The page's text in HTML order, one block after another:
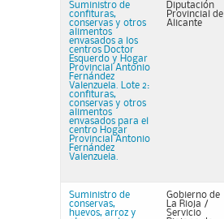
Suministro de
confituras,
conservas y otros
alimentos
envasados a los
centros Doctor
Esquerdo y Hogar
Provincial Antonio
Fernández
Valenzuela. Lote 2:
confituras,
conservas y otros
alimentos
envasados para el
centro Hogar
Provincial Antonio
Fernández
Valenzuela.
Diputación
Provincial de
Alicante
Suministro de
conservas,
huevos, arroz y
Gobierno de
La Rioja /
Servicio